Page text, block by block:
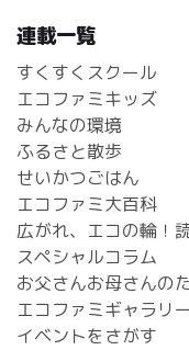
連載一覧
すくすくスクール
エコファミキッズ
みんなの環境
ふるさと散歩
せいかつごはん
エコファミ大百科
広がれ、エコの輪！
スペシャルコラム
お父さんお母さんの
エコファミギャラリー
イベントをさがす